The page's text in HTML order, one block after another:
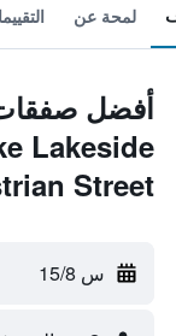
لمحة عن
Lakeside
Street
س 15/8